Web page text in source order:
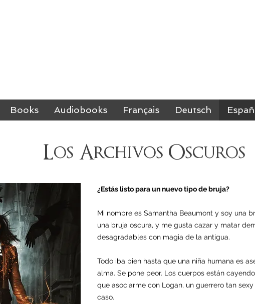
Books Audiobooks Français Deutsch
Los Archivos Oscuros
¿Estás listo para un nuevo tipo de bruja?
Mi nombre es Samantha Beaumont y soy una
una bruja oscura, y me gusta cazar y matar
desagradables con magia de la antigua.
Todo iba bien hasta que una niña humana es
alma. Se pone peor. Los cuerpos están
que asociarme con Logan, un guerrero tan
caso.